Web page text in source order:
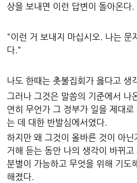
상을 보내면 이런 답변이 돌아온다.
"이런 거 보내지 마십시오. 나는 문
다."
나도 한때는 촛불집회가 옳다고 생
그러나 그것은 말씀의 기준에서 나
연히 무언가 그 정부가 일을 제대
는 데 대한 반발심에서였다.
하지만 왜 그것이 올바른 것이 아
거해 듣는 동안 나의 생각이 바뀌
분별이 가능하고 무엇을 위해 기도
해졌다.